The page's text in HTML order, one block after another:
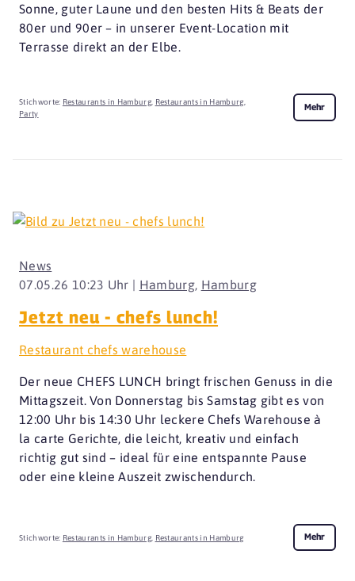
Sonne, guter Laune und den besten Hits & Beats der
80er und 90er – in unserer Event-Location mit
Terrasse direkt an der Elbe.
Stichworte: Restaurants in Hamburg, Restaurants in Hamburg
Party
Mehr
07.05.26 10:23 Uhr | Hamburg, Hamburg
News
Jetzt neu - chefs lunch!
Restaurant chefs warehouse
Der neue CHEFS LUNCH bringt frischen Genuss in die
Mittagszeit. Von Donnerstag bis Samstag gibt es von
12:00 Uhr bis 14:30 Uhr leckere Chefs Warehouse à
la carte Gerichte, die leicht, kreativ und einfach
richtig gut sind – ideal für eine entspannte Pause
oder eine kleine Auszeit zwischendurch.
Stichworte: Restaurants in Hamburg, Restaurants in Hamburg Mehr